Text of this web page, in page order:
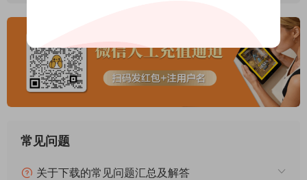
常见问题
关于下载的常见问题汇总及解答